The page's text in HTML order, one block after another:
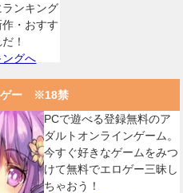
ンキング
・おすす
！
グへ
ゲー ※18禁
PCで遊べる登録無料のア
ダルトオンラインゲーム。
今すぐ好きなゲームをみつ
けて無料でエロゲー三昧し
ちゃおう！